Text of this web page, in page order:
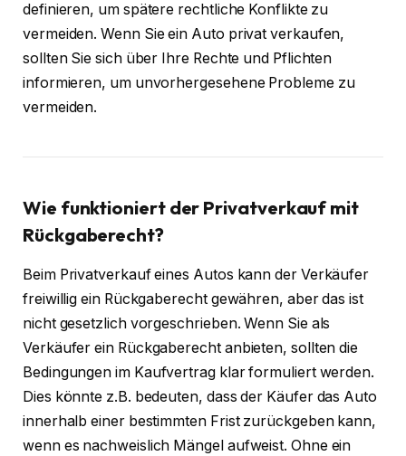
definieren, um spätere rechtliche Konflikte zu
vermeiden. Wenn Sie ein Auto privat verkaufen,
sollten Sie sich über Ihre Rechte und Pflichten
informieren, um unvorhergesehene Probleme zu
vermeiden.
Wie funktioniert der Privatverkauf mit
Rückgaberecht?
Beim Privatverkauf eines Autos kann der Verkäufer
freiwillig ein Rückgaberecht gewähren, aber das ist
nicht gesetzlich vorgeschrieben. Wenn Sie als
Verkäufer ein Rückgaberecht anbieten, sollten die
Bedingungen im Kaufvertrag klar formuliert werden.
Dies könnte z.B. bedeuten, dass der Käufer das Auto
innerhalb einer bestimmten Frist zurückgeben kann,
wenn es nachweislich Mängel aufweist. Ohne ein